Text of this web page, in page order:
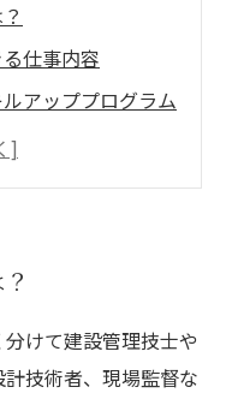
仕事内容
アッププログラム
の実感
る魅力的な職場
けて建設管理技士や
技術者、現場監督な